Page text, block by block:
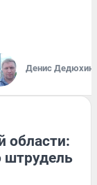
Денис Дедюхин
области:
штрудель